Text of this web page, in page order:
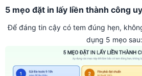
5 mẹo đặt in lấy liền thành công
Để đáng tin cậy có tem đúng hẹn,
dụng 5 mẹo sau: